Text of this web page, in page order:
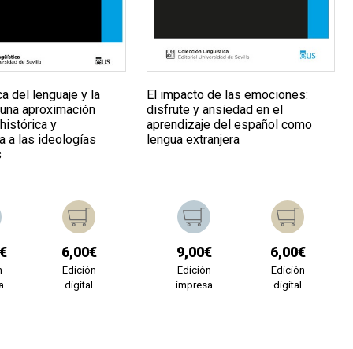
del lenguaje y la
aproximación
y
a las ideologías
6,00€
Edición
digital
El impacto de las emociones:
disfrute y ansiedad en el
aprendizaje del español como
lengua extranjera
9,00€
Edición
impresa
6,00€
Edición
digital